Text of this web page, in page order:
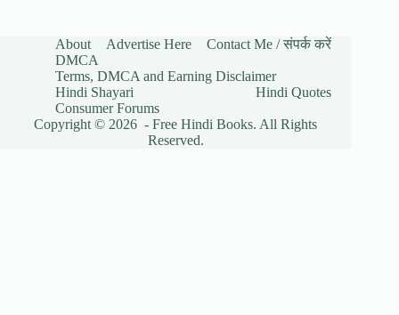
About Advertise Here
Contact Me / संपर्क करें
DMCA
Terms, DMCA and Earning Disclaimer
Hindi Shayari
Hindi Quotes
Consumer Forums
Copyright © 2026 - Free Hindi Books. All Rights
Reserved.